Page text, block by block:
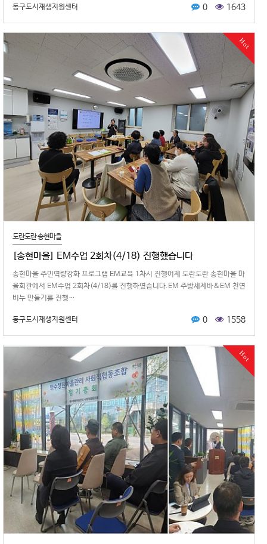
동구도시재생지원센터 0 1643
Hot
도란도란 송현마을
[송현마을] EM수업 2회차(4/18) 진행했습니다
송현마을 주민역량강화 프로그램 EM교육 1차시 진행어제 도란도란 송현마을 마
을회관에서 EM수업 2회차(4/18)를 진행하였습니다.EM 주방세제바&EM 천연
비누 만들기를 진행…
동구도시재생지원센터 0 1558
Hot